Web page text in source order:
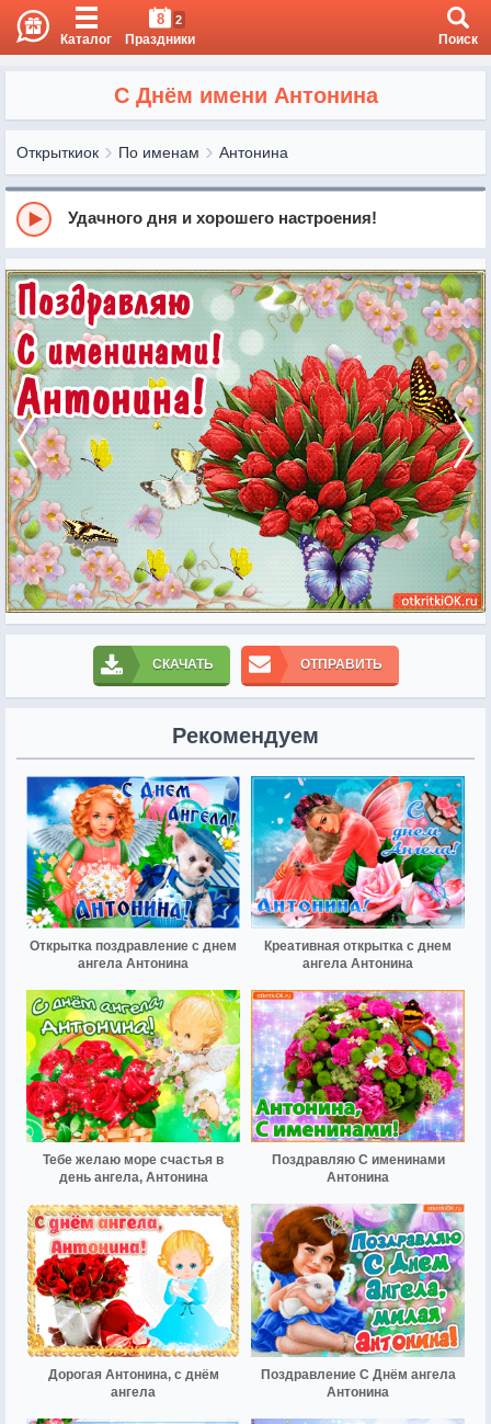
Каталог
8 2
Праздники Поиск
С Днём имени Антонина
Открыткиок По именам Антонина
Удачного дня и хорошего настроения!
СКАЧАТЬ ОТПРАВИТЬ
Рекомендуем
Открытка поздравление с днем
ангела Антонина
Креативная открытка с днем
ангела Антонина
Тебе желаю море счастья в
день ангела, Антонина
Поздравляю С именинами
Антонина
Дорогая Антонина, с днём
ангела
Поздравление С Днём ангела
Антонина